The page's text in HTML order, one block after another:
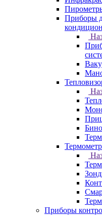
Приборы
Приборы